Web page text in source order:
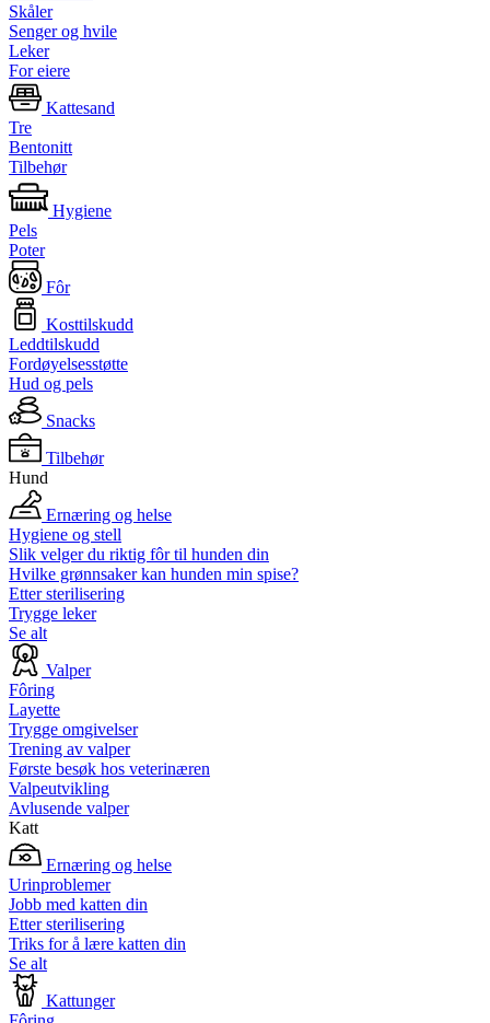
Skåler
Senger og hvile
Leker
For eiere
Kattesand
Tre
Bentonitt
Tilbehør
Hygiene
Pels
Poter
Fôr
Kosttilskudd
Leddtilskudd
Fordøyelsesstøtte
Hud og pels
Snacks
Tilbehør
Hund
Ernæring og helse
Hygiene og stell
Slik velger du riktig fôr til hunden din
Hvilke grønnsaker kan hunden min spise?
Etter sterilisering
Trygge leker
Se alt
Valper
Fôring
Layette
Trygge omgivelser
Trening av valper
Første besøk hos veterinæren
Valpeutvikling
Avlusende valper
Katt
Ernæring og helse
Urinproblemer
Jobb med katten din
Etter sterilisering
Triks for å lære katten din
Se alt
Kattunger